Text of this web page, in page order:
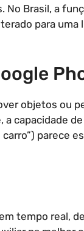
Brasil, a
para uma
objetos ou
capacidade
parece
tempo real,